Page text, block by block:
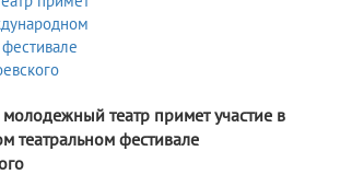
театр примет участие в
театральном фестивале